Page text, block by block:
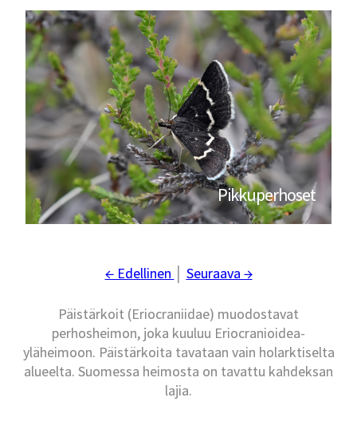
Pikkuperhoset
← Edellinen Seuraava →
Päistärkoit (Eriocraniidae) muodostavat
perhosheimon, joka kuuluu Eriocranioidea-
yläheimoon. Päistärkoita tavataan vain holarktiselta
alueelta. Suomessa heimosta on tavattu kahdeksan
lajia.